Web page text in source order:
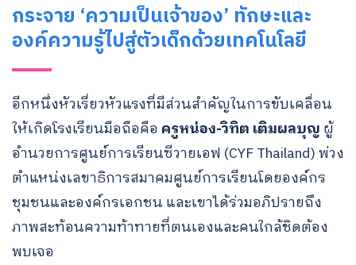
กระจาย ‘ความเป็นเจ้าของ’ ทักษะและ
องค์ความรู้ไปสู่ตัวเด็กด้วยเทคโนโลยี
อีกหนึ่งหัวเรี่ยวหัวแรงที่มีส่วนสำคัญในการขับเคลื่อน
ให้เกิดโรงเรียนมือถือคือ ครูหน่อง-วิทิต เติมผลบุญ ผู้
อำนวยการศูนย์การเรียนซีวายเอฟ (CYF Thailand) พ่วง
ตำแหน่งเลขาธิการสมาคมศูนย์การเรียนโดยองค์กร
ชุมชนและองค์กรเอกชน และเขาได้ร่วมอภิปรายถึง
ภาพสะท้อนความท้าทายที่ตนเองและคนใกล้ชิดต้อง
พบเจอ